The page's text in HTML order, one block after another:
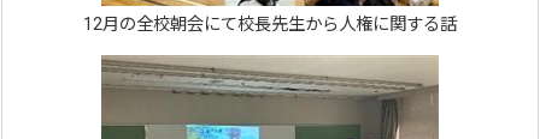
12月の全校朝会にて校長先生から人権に関する話